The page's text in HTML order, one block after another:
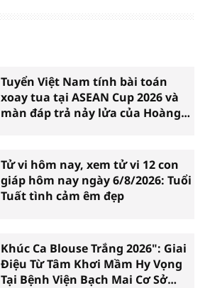
Tuyển Việt Nam tính bài toán
xoay tua tại ASEAN Cup 2026 và
màn đáp trả nảy lửa của Hoàng
Tử vi hôm nay, xem tử vi 12 con
giáp hôm nay ngày 6/8/2026: Tuổi
Tuất tình cảm êm đẹp
Khúc Ca Blouse Trắng 2026": Giai
Điệu Từ Tâm Khơi Mầm Hy Vọng
Tại Bệnh Viện Bạch Mai Cơ Sở